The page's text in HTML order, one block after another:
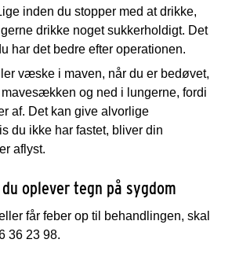
inden du stopper med at drikke,
drikke noget sukkerholdigt. Det
har det bedre efter operationen.
væske i maven, når du er bedøvet,
og ned i lungerne, fordi
af. Det kan give alvorlige
du ikke har fastet, bliver din
aflyst.
oplever tegn på sygdom
får feber op til behandlingen, skal
36 23 98.